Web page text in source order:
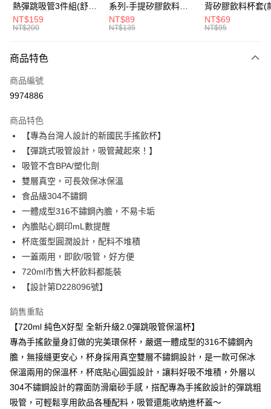
Google Pay
大哥付你分期
【大哥付你分期使用說明】
2.付款方式選擇「大哥付你分期」，訂單成立後會自動跳轉到大哥付的交易
流程，驗證手機門號後，選擇欲分期的期數、繳款截止日，確認付款後即完
3.實際核准額度、可分期數及費用金額請依後續交易確認頁面所載為準。
4.訂單成立30分鐘內，如未前往確認交易或遇審核未通過，訂單將自動取
消。如遇「轉專審核」未通過狀況，表示未達大哥付你分期系統評分，恕無
法說明評估內容。
1.分期款項不併入電信帳單，「大哥付你分期」於每月結算日後寄送繳費提
醒簡訊。
2.透過簡訊連結打開帳單後，可選擇「超商條碼／台灣大直營門市／銀行轉
帳／街口支付／iPASS MONEY」等通路繳費。
【注意事項】
用戶於交易時，得透過本服務購買商品或服務，並由商店將買賣／分期付款
買賣價金債權讓與本公司後，依約使用本公司帳單繳交帳款。
2.基於同意付款使用「大哥付你分期」之契約關係目的，商店將以您的個人
資料（包含姓名、電話或地址）提供予台灣大哥大進項蒐集、處理及利用，
由本公司與您本人進行分期帳單所需資料之確認、核對及更正。
相關說明
【關於「AFTEE先享後付」】
便利好安心！
１．簡單：不需註冊會員、不需綁卡、不需儲值。
２．便利：只要手機號碼，簡訊認證，即可結帳。
３．安心：先確認商品／服務後，再付款。
１．於結帳方式選擇「AFTEE先享後付」後，將跳轉至「AFTEE先享後付」
結帳頁面，進行簡訊認證並確認金額後，即可完成結帳。
２．訂單成立數日內，您將收到繳費通知簡訊。
３．收到繳費通知簡訊後14天內，點擊此簡訊中的連結，可透過四大超商／
ATM／網路銀行／等多元方式進行付款，方視為交易完成。
※ 請注意：結帳手續完成當下不需立刻繳費，但若您需要取消訂單，請聯絡
購買商品的店家。未經商家同意取消之訂單仍視為有效，需透過AFTEE先享
後付繳納相關費用。
※ 交易是否成功請以「AFTEE先享後付 」之結帳頁面顯示為準，若有關於
是否繳費成功／繳費後需取消欲退款等相關疑問，請聯繫「AFTEE先享後付
【注意事項】
１．透過由恩沛科技股份有限公司提供之「AFTEE先享後付」服務完成之交
易，需依本服務之必要範圍內提供個人資料，並將交易相關給付款項請求債
權轉讓予恩沛科技股份有限公司。
２．關於個人資料處理事宜，請瀏覽以下網址：
https://aftee.tw/terms/#terms3
３．未成年的使用者請事先徵得法定代理人或監護人之同意方可使用
「AFTEE先享後付」，若未經同意申辦者引起之損失，本公司不負相關責
任。
運送方式
全家取貨付款
每筆NT$80，滿NT$699(含以上)免運費
付款後全家取貨
每筆NT$80，滿NT$699(含以上)免運費
每筆NT$80，滿NT$699(含以上)免運費
付款後7-11取貨
每筆NT$80，滿NT$699(含以上)免運費
宅配
每筆NT$100，滿NT$699(含以上)免運費
熱彈跳吸管3件組(舒吸
杯720mL專用)【5周年
慶↘三件75折】
NT$159
NT$200
系列-手提矽膠飲料杯
套(款式可任選)【5周
年慶↘三件75折】
NT$89
NT$135
背矽膠飲料杯套(
顏色可任選)【5
↘三件75折】
NT$69
NT$95
商品特色
商品編號
9974886
商品特色
【專為台灣人設計的新國民手搖飲杯】
【彈跳式吸管設計，吸管藏起來！】
吸管不含BPA/塑化劑
雙層真空，可長效保冰保溫
食品級304不鏽鋼
一體成型316不鏽鋼內膽，不易卡垢
內膽貼心鋼印mL數提醒
杯底蛋型圓潤設計，配料不堆積
一蓋兩用，即飲/吸管，好方便
720ml市售大杯飲料都能裝
【設計第D228096號】
銷售重點
【720ml 純色X好型 全新升級2.0彈跳吸管保溫杯】
專為手搖飲量身訂做的完美環保杯，嚴選一體成型的316不鏽鋼內
膽，無接縫更安心，杯身採用真空雙層不鏽鋼設計，是一款可保冰
保溫兩用的保溫杯，杯底貼心圓弧設計，讓料好吸不堆積，外層以
304不鏽鋼設計的霧面防滑磨砂手感，搭配專為手搖飲設計的彈跳粗
吸管，可輕鬆享用飲品各種配料，吸管還能收納進杯蓋～